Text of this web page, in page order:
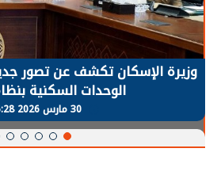
وزيرة الإسكان تكشف عن تصور
الوحدات السكنية